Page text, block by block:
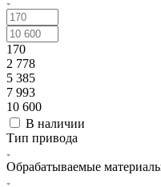
170
2 778
5 385
7 993
10 600
В наличии
Тип привода
Обрабатываемые